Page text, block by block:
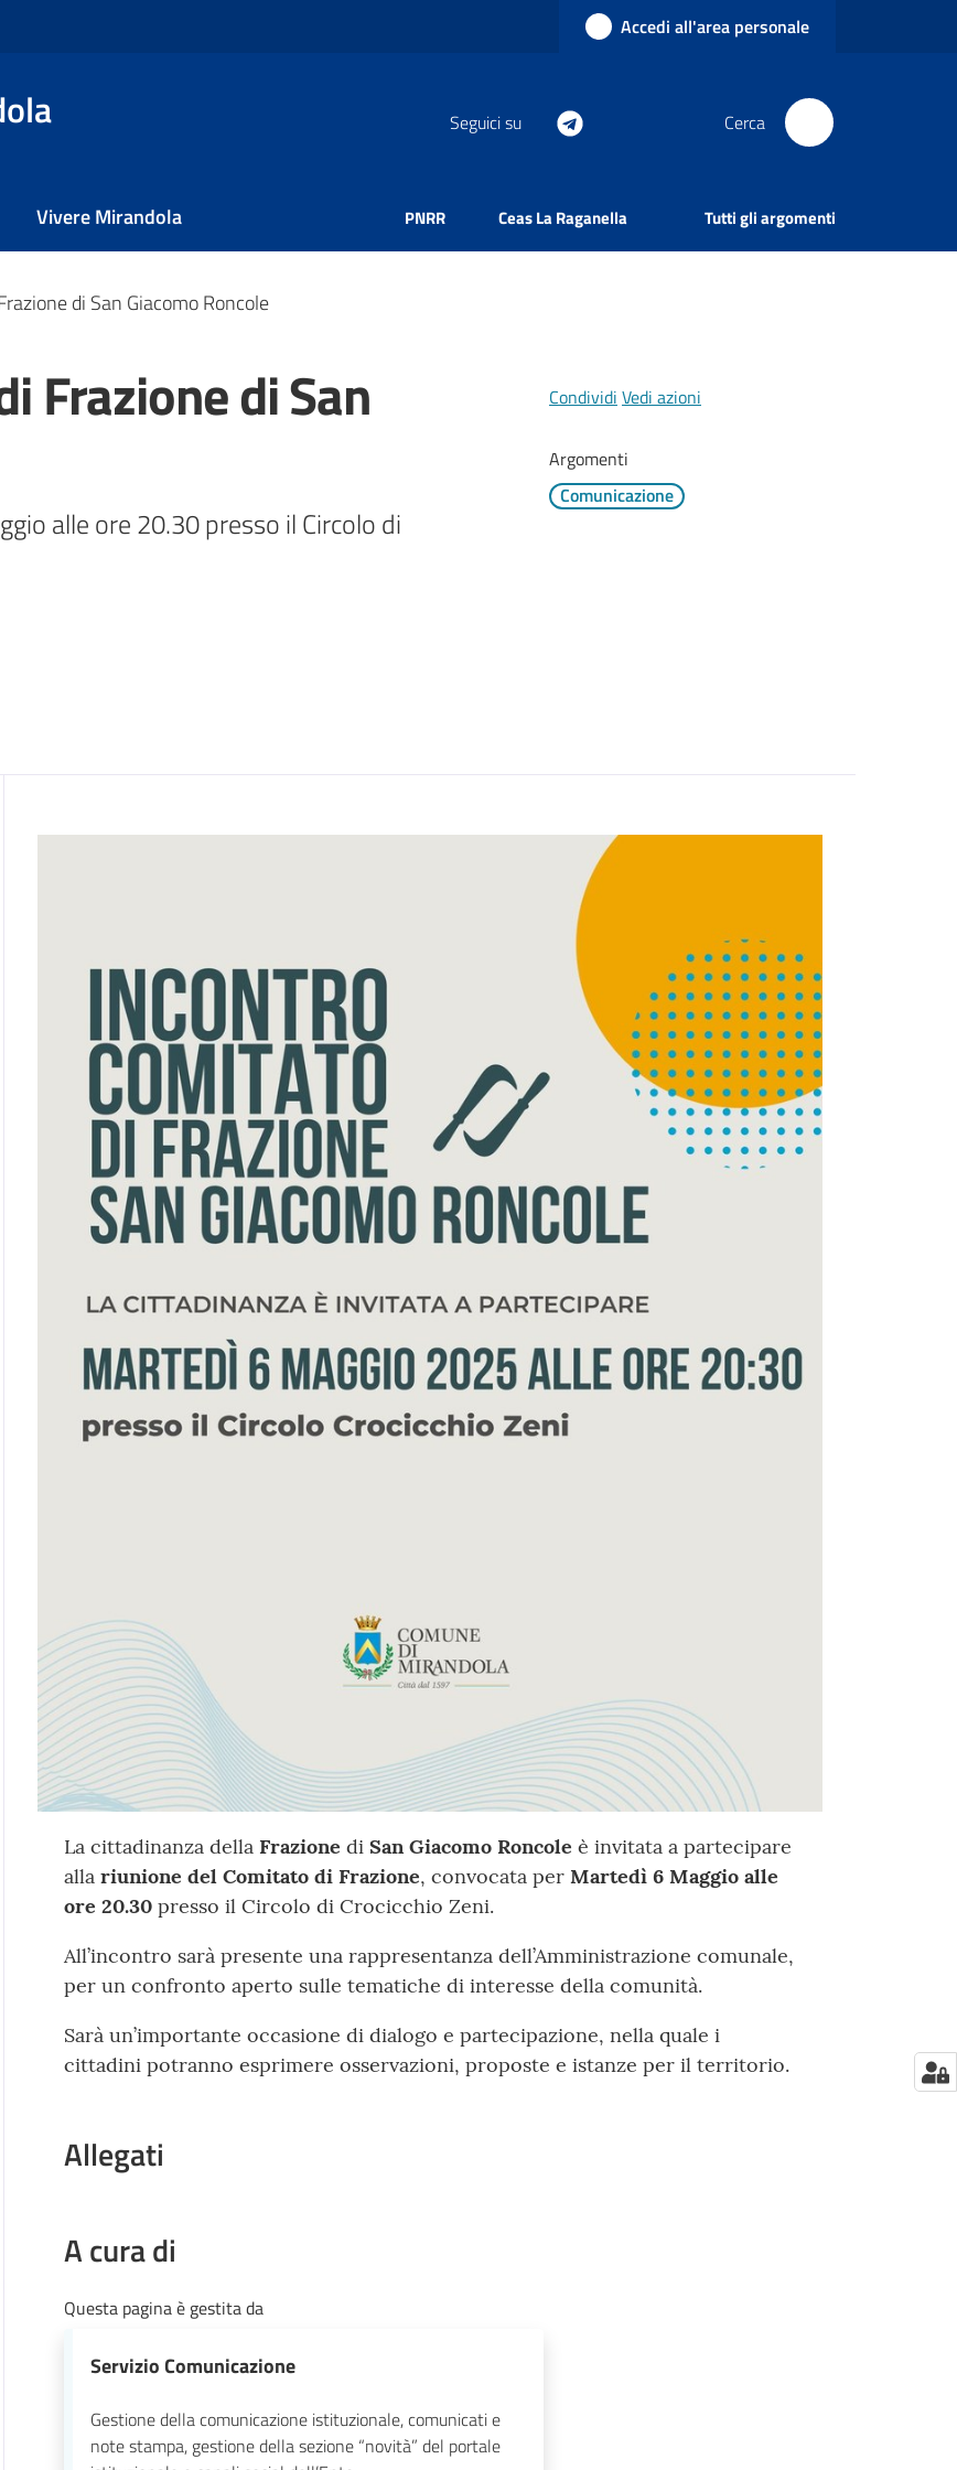
Accedi all'area personale
Seguici su Cerca
Vivere Mirandola PNRR Ceas La Raganella Tutti gli argomenti
di San Giacomo Roncole
Frazione di San
alle ore 20.30 presso il Circolo di
Condividi Vedi azioni
Argomenti
Comunicazione
Contenuto
La cittadinanza della Frazione di San Giacomo Roncole è invitata a partecipare
alla riunione del Comitato di Frazione, convocata per Martedì 6 Maggio alle
ore 20.30presso il Circolo di Crocicchio Zeni.
All’incontro sarà presente una rappresentanza dell’Amministrazione comunale,
per un confronto aperto sulle tematiche di interesse della comunità.
Sarà un’importante occasione di dialogo e partecipazione, nella quale i
cittadini potranno esprimere osservazioni, proposte e istanze per il territorio.
Allegati
A cura di
Questa pagina è gestita da
Servizio Comunicazione
Gestione della comunicazione istituzionale, comunicati e
note stampa, gestione della sezione “novità” del portale